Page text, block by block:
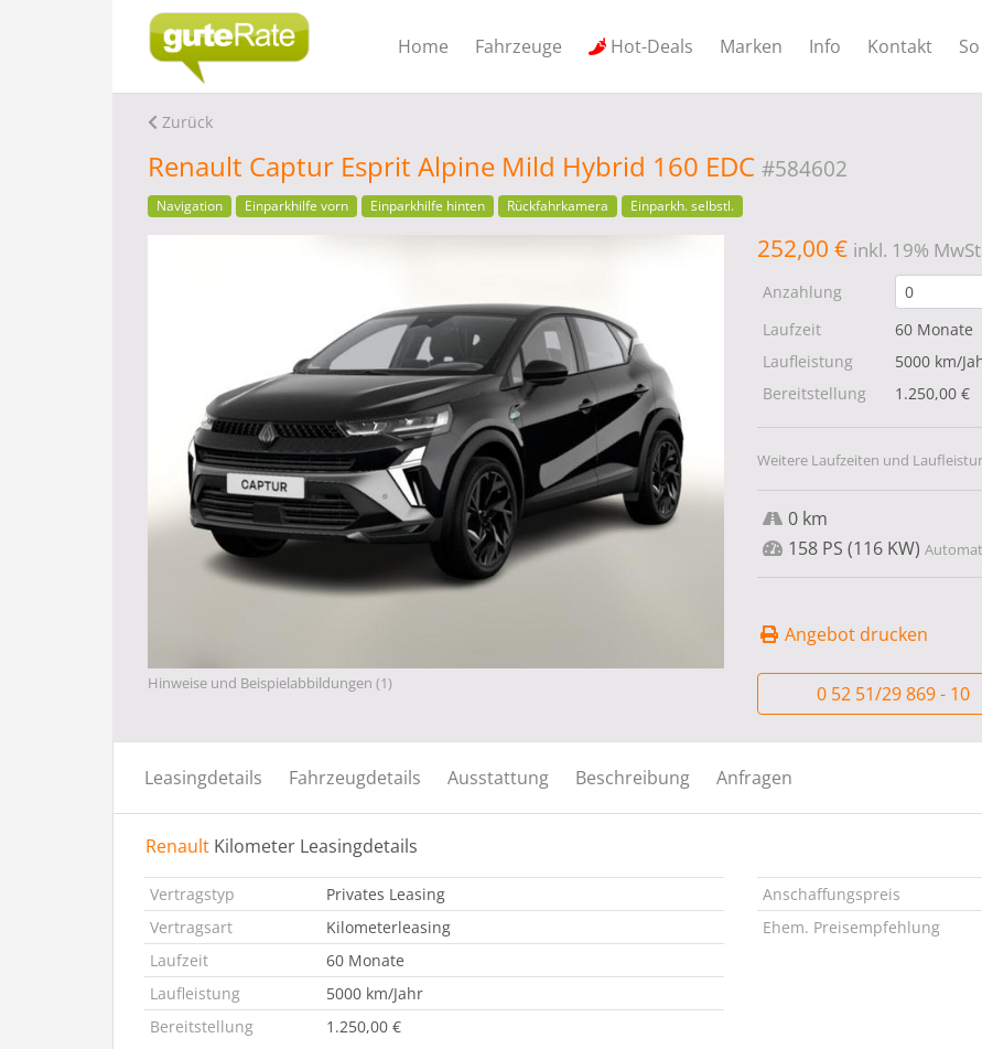
Home Fahrzeuge Hot-Deals Marken Info Kontakt
Zurück
Renault Captur Esprit Alpine Mild Hybrid 160 EDC #584602
Navigation Einparkhilfe vorn Einparkhilfe hinten Rückfahrkamera Einparkh. selbstl.
Hinweise und Beispielabbildungen (1)
252,00 € inkl. 19%
Anzahlung
Laufzeit
60 Monate
Laufleistung
5000 km/
Bereitstellung
1.250,00 €
Weitere Laufzeiten und
0 km
158 PS (116 KW)
Angebot drucken
0 52 51/29 869 - 10
Leasingdetails Fahrzeugdetails Ausstattung Beschreibung Anfragen
Renault Kilometer Leasingdetails
Vertragstyp
Privates Leasing
Vertragsart
Kilometerleasing
Laufzeit
60 Monate
Laufleistung
5000 km/Jahr
Bereitstellung
1.250,00 €
Anschaffungspreis
Ehem. Preisempfehlung